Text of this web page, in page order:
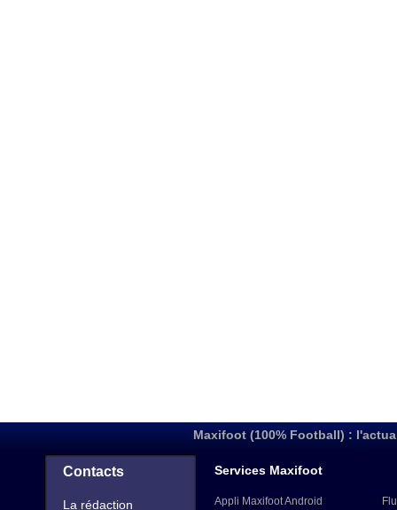
Maxifoot (100% Football) :
Contacts
La rédaction
Services Maxifoot
Appli Maxifoot Android